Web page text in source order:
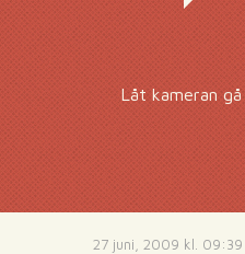
Låt kameran gå
27 juni, 2009 kl. 09:39